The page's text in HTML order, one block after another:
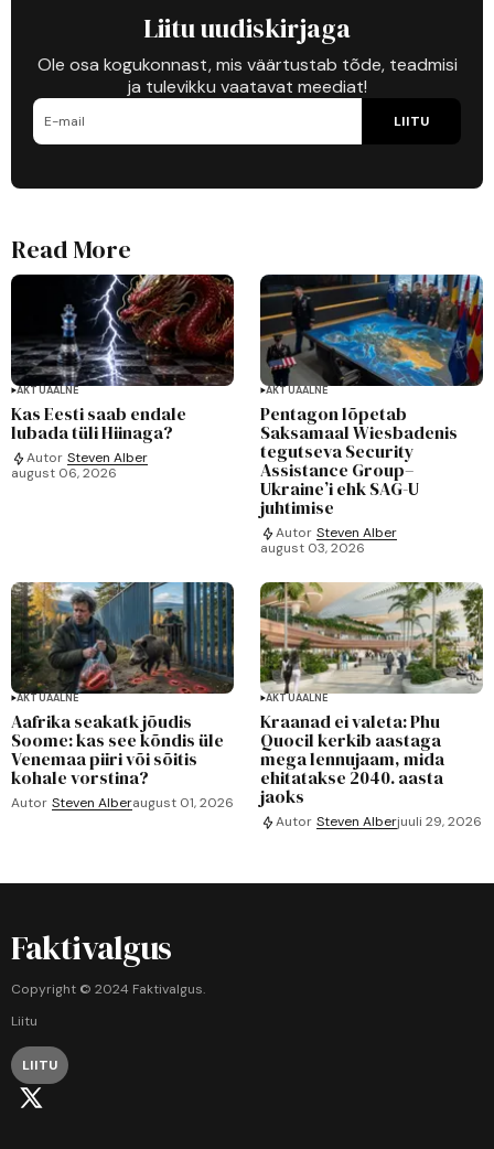
Liitu uudiskirjaga
Ole osa kogukonnast, mis väärtustab tõde, teadmisi
ja tulevikku vaatavat meediat!
LIITU
Read More
AKTUAALNE
Kas Eesti saab endale
lubada tüli Hiinaga?
Autor Steven Alber
august 06, 2026
AKTUAALNE
Pentagon lõpetab
Saksamaal Wiesbadenis
tegutseva Security
Assistance Group–
Ukraine’i ehk SAG-U
juhtimise
Autor Steven Alber
august 03, 2026
AKTUAALNE
Aafrika seakatk jõudis
Soome: kas see kõndis üle
Venemaa piiri või sõitis
kohale vorstina?
Autor Steven Alberaugust 01, 2026
AKTUAALNE
Kraanad ei valeta: Phu
Quocil kerkib aastaga
mega lennujaam, mida
ehitatakse 2040. aasta
jaoks
Autor Steven Alberjuuli 29, 2026
Faktivalgus
Copyright © 2024 Faktivalgus.
Liitu
LIITU